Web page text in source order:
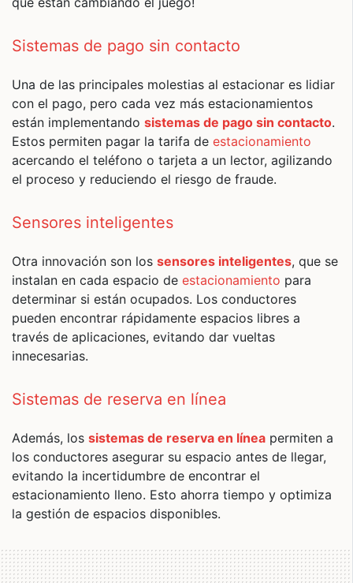
Sistemas de pago sin contacto
Una de las principales molestias al estacionar es lidiar
con el pago, pero cada vez más estacionamientos
están implementando sistemas de pago sin contacto.
Estos permiten pagar la tarifa de estacionamiento
acercando el teléfono o tarjeta a un lector, agilizando
el proceso y reduciendo el riesgo de fraude.
Sensores inteligentes
Otra innovación son los sensores inteligentes, que se
instalan en cada espacio de estacionamiento para
determinar si están ocupados. Los conductores
pueden encontrar rápidamente espacios libres a
través de aplicaciones, evitando dar vueltas
innecesarias.
Sistemas de reserva en línea
Además, los sistemas de reserva en línea permiten a
los conductores asegurar su espacio antes de llegar,
evitando la incertidumbre de encontrar el
estacionamiento lleno. Esto ahorra tiempo y optimiza
la gestión de espacios disponibles.